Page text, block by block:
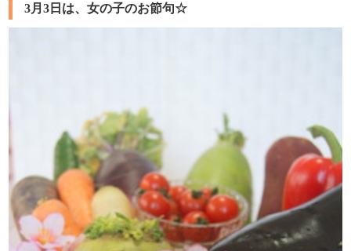
3月3日は、女の子のお節句☆